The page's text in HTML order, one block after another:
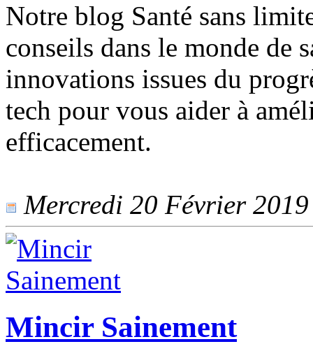
Notre blog Santé sans
conseils dans le monde de
innovations issues du
tech pour vous aider à
efficacement.
Mercredi 20 Février
Mincir Sainement